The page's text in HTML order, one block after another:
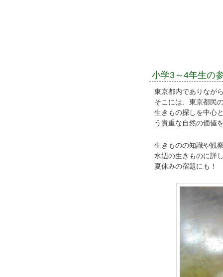
小学3～4年生の
東京都内でありなが
そこには、東京都民
生きもの探しを中心
う貴重な自然の価値
生きものの知識や観
水辺の生きものに詳
夏休みの宿題にも！